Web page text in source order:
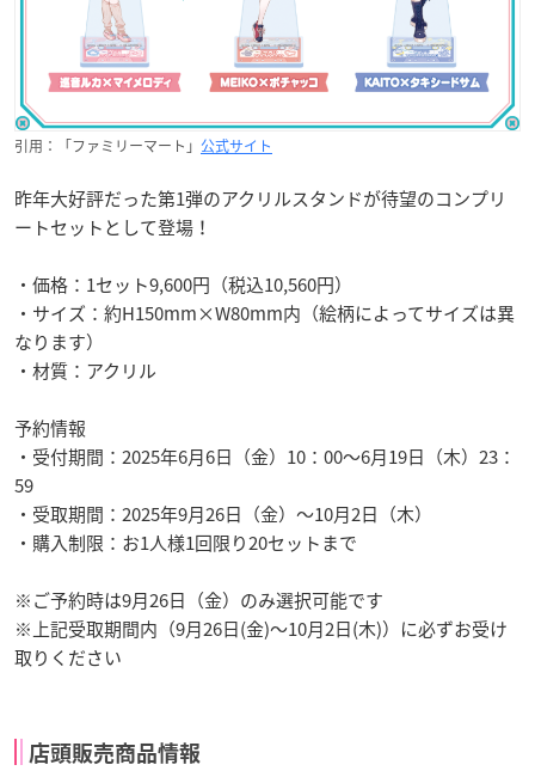
引用：「ファミリーマート」 公式サイト
昨年大好評だった第1弾のアクリルスタンドが待望のコンプリ
ートセットとして登場！
・価格：1セット9,600円（税込10,560円）
・サイズ：約H150mm×W80mm内（絵柄によってサイズは異
なります）
・材質：アクリル
予約情報
・受付期間：2025年6月6日（金）10：00～6月19日（木）23：
59
・受取期間：2025年9月26日（金）～10月2日（木）
・購入制限：お1人様1回限り20セットまで
※ご予約時は9月26日（金）のみ選択可能です
※上記受取期間内（9月26日(金)～10月2日(木)）に必ずお受け
取りください
店頭販売商品情報